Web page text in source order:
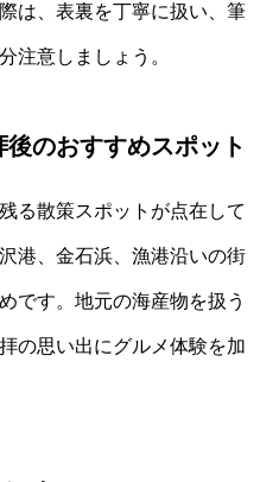
は、表裏を丁寧に扱い、筆
注意しましょう。
のおすすめスポット
る散策スポットが点在して
港、金石浜、漁港沿いの街
です。地元の海産物を扱う
の思い出にグルメ体験を加